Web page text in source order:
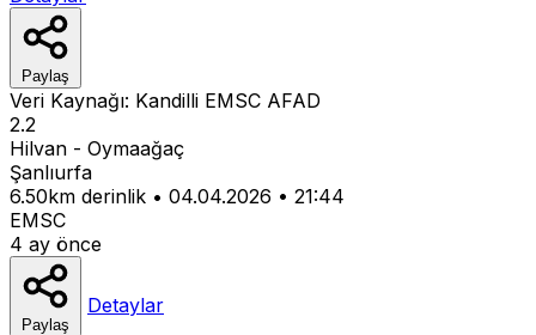
Paylaş
Veri Kaynağı: Kandilli EMSC AFAD
2.2
Hilvan - Oymaağaç
Şanlıurfa
6.50km derinlik • 04.04.2026 • 21:44
EMSC
4 ay önce
Paylaş
Detaylar